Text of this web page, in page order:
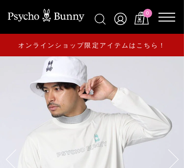
0
オンラインショップ限定アイテムはこちら！